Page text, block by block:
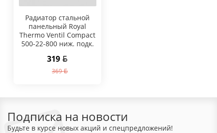
Радиатор стальной
панельный Royal
Thermo Ventil Compact
500-22-800 ниж. подк.
319
369
Подписка на новости
Будьте в курсе новых акций и спецпредложений!